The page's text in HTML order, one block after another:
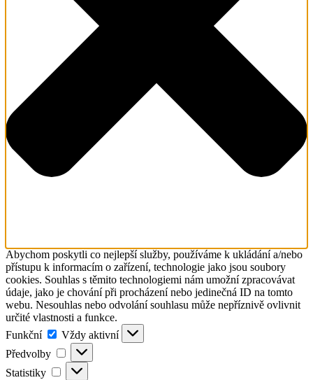
Abychom poskytli co nejlepší služby, používáme k ukládání a/nebo
přístupu k informacím o zařízení, technologie jako jsou soubory
cookies. Souhlas s těmito technologiemi nám umožní zpracovávat
údaje, jako je chování při procházení nebo jedinečná ID na tomto
webu. Nesouhlas nebo odvolání souhlasu může nepříznivě ovlivnit
určité vlastnosti a funkce.
Funkční
Funkční
Vždy aktivní
Předvolby
Předvolby
Statistiky
Statistiky